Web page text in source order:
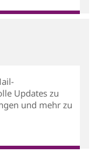
Updates zu
und mehr zu